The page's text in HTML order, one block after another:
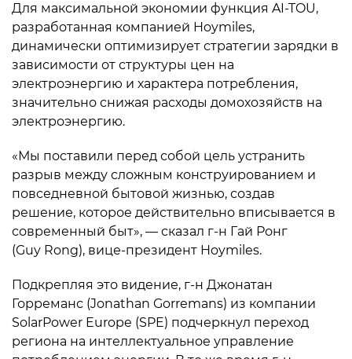
Для максимальной экономии функция AI-TOU,
разработанная компанией Hoymiles,
динамически оптимизирует стратегии зарядки в
зависимости от структуры цен на
электроэнергию и характера потребления,
значительно снижая расходы домохозяйств на
электроэнергию.
«Мы поставили перед собой цель устранить
разрыв между сложным конструированием и
повседневной бытовой жизнью, создав
решение, которое действительно вписывается в
современный быт», — сказал г-н Гай Ронг
(Guy Rong), вице-президент Hoymiles.
Подкрепляя это видение, г-н Джонатан
Горреманс (Jonathan Gorremans) из компании
SolarPower Europe (SPE) подчеркнул переход
региона на интеллектуальное управление